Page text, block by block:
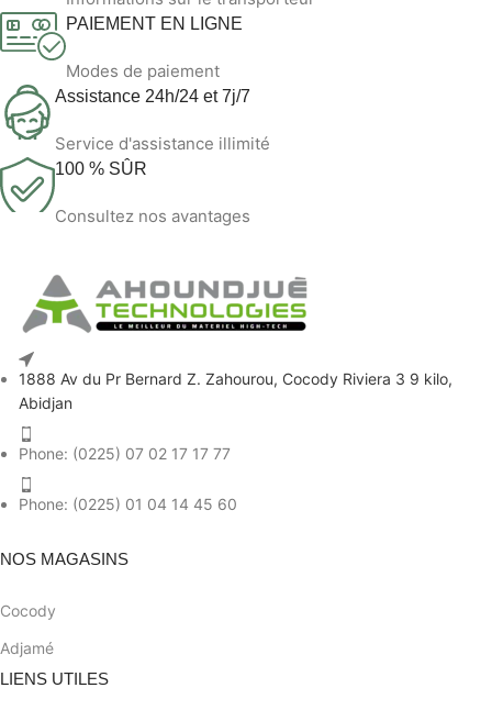
PAIEMENT EN LIGNE
Modes de paiement
Assistance 24h/24 et 7j/7
Service d'assistance illimité
100 % SÛR
Consultez nos avantages
1888 Av du Pr Bernard Z. Zahourou, Cocody Riviera 3 9 kilo,
Abidjan
Phone: (0225) 07 02 17 17 77
Phone: (0225) 01 04 14 45 60
NOS MAGASINS
Cocody
Adjamé
LIENS UTILES